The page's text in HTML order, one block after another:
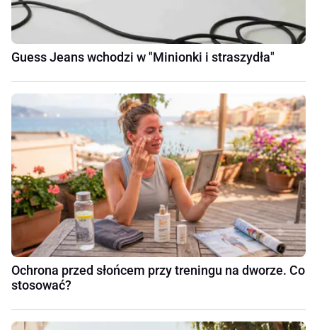
Guess Jeans wchodzi w "Minionki i straszydła"
Ochrona przed słońcem przy treningu na dworze. Co
stosować?